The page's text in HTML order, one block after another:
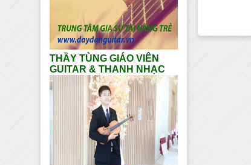
THẦY TÙNG GIÁO VIÊN
GUITAR & THANH NHẠC